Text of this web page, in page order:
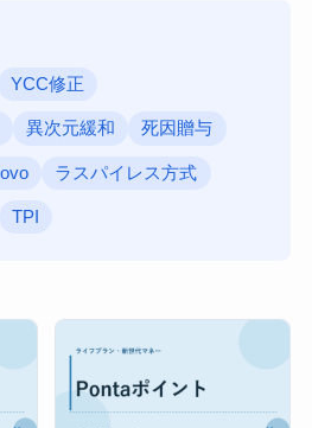
YCC修正
異次元緩和 死因贈与
ラスパイレス方式
TPI